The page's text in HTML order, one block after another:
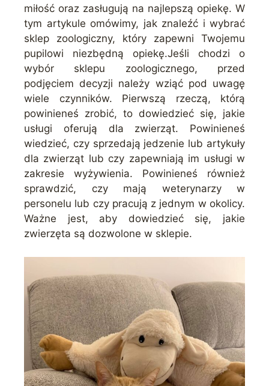
miłość oraz zasługują na najlepszą opiekę. W
tym artykule omówimy, jak znaleźć i wybrać
sklep zoologiczny, który zapewni Twojemu
pupilowi niezbędną opiekę.Jeśli chodzi o
wybór sklepu zoologicznego, przed
podjęciem decyzji należy wziąć pod uwagę
wiele czynników. Pierwszą rzeczą, którą
powinieneś zrobić, to dowiedzieć się, jakie
usługi oferują dla zwierząt. Powinieneś
wiedzieć, czy sprzedają jedzenie lub artykuły
dla zwierząt lub czy zapewniają im usługi w
zakresie wyżywienia. Powinieneś również
sprawdzić, czy mają weterynarzy w
personelu lub czy pracują z jednym w okolicy.
Ważne jest, aby dowiedzieć się, jakie
zwierzęta są dozwolone w sklepie.